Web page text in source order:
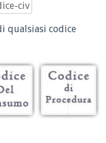
qualsiasi codice